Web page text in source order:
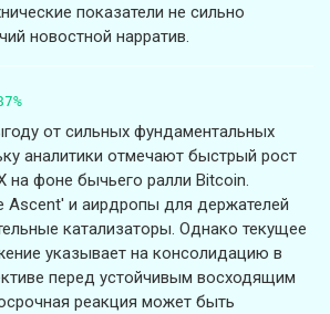
показатели не сильно
новостной нарратив.
от сильных фундаментальных
аналитики отмечают быстрый рост
на фоне бычьего ралли Bitcoin.
Ascent' и аирдропы для держателей
катализаторы. Однако текущее
указывает на консолидацию в
перед устойчивым восходящим
реакция может быть